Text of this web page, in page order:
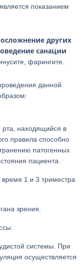
показанием
других
санации
фарингите.
данной
рта, находящийся в
правила способно
патогенных
пациента.
1 и 3 триместра
зрения.
системы. При
осуществляется